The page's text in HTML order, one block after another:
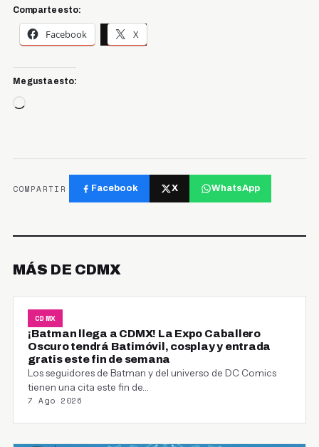
Comparte esto:
Facebook X
Me gusta esto:
Cargando...
COMPARTIR Facebook X WhatsApp
MÁS DE CDMX
CDMX
¡Batman llega a CDMX! La Expo Caballero
Oscuro tendrá Batimóvil, cosplay y entrada
gratis este fin de semana
Los seguidores de Batman y del universo de DC Comics
tienen una cita este fin de…
7 Ago 2026